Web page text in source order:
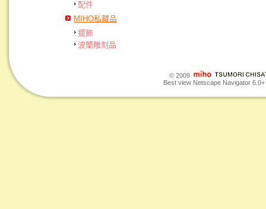
配件
MIHO私藏品
擺飾
波蘭雕刻品
© 2009
Best view Netscape Navigator